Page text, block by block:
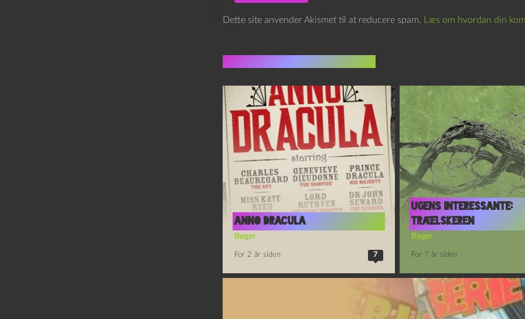
Dette site anvender Akismet til at reducere spam. Læs om hvordan din
Anno Dracula
Bøger
For 2 år siden 7
Ugens interessante:
Træelskeren
Bøger
For 7 år siden